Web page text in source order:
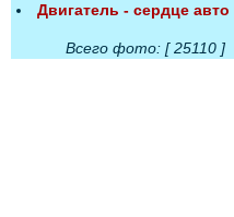
Двигатель - сердце авто
Всего фото: [ 25110 ]